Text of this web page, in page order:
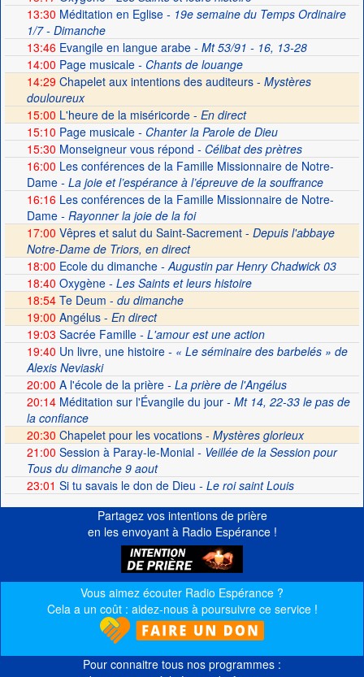
13:30 Méditation en Eglise- 19e semaine du Temps Ordinaire
1/7 - Dimanche
13:46Evangile en langue arabe- Mt 53/91 - 16, 13-28
14:00 Page musicale- Chants de louange
14:29 Chapelet aux intentions des auditeurs - Mystères
douloureux
15:00 L'heure de la miséricorde - En direct
15:10 Page musicale- Chanter la Parole de Dieu
15:30 Monseigneur vous répond - Célibat des prètres
16:00 Les conférences de la Famille Missionnaire de Notre-
Dame- La joie et l’espérance à l’épreuve de la souffrance
16:16Les conférences de la Famille Missionnaire de Notre-
Dame- Rayonner la joie de la foi
17:00 Vêpres et salut du Saint-Sacrement - Depuis l'abbaye
Notre-Dame de Triors, en direct
18:00 Ecole du dimanche- Augustin par Henry Chadwick 03
18:40 Oxygène- Les Saints et leurs histoire
18:54Te Deum - du dimanche
19:00 Angélus - En direct
19:03 Sacrée Famille- L'amour est une action
19:40 Un livre, une histoire- « Le séminaire des barbelés » de
Alexis Neviaski
20:00 A l'école de la prière- La prière de l'Angélus
20:14Méditation sur l'Évangile du jour- Mt 14, 22-33 le pas de
la confiance
20:30 Chapelet pour les vocations - Mystères glorieux
21:00 Session à Paray-le-Monial- Veillée de la Session pour
Tous du dimanche 9 aout
23:01 Si tu savais le don de Dieu - Le roi saint Louis
Partagez vos intentions de prière
en les envoyant à Radio Espérance !
Vous aimez écouter Radio Espérance ?
Cela a un coût : aidez-nous à poursuivre ce service !
Pour connaitre tous nos programmes :